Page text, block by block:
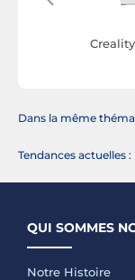
Dans la même
Tendances actuelles :
QUI SOMMES
Notre Histoire